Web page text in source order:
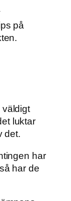
på
luktar
det.
har
har de